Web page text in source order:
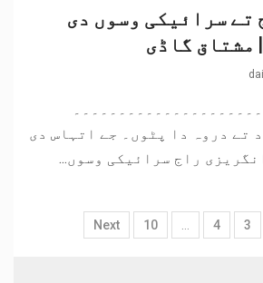
تے سرائیکی وسوں دی
مشتاق گاڈی
تے دروہ دا پٹوں۔ جے اتہاس دی
راج سرائیکی وسوں...
3
4
…
10
Next